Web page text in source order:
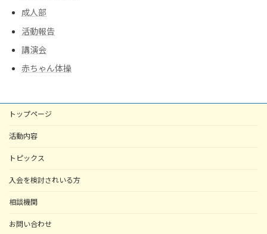
成人部
活動報告
講演会
赤ちゃん体操
トップページ
活動内容
トピックス
入会を検討されいる方
相談機関
お問い合わせ